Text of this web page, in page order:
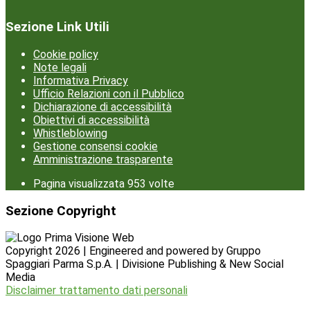
Sezione Link Utili
Cookie policy
Note legali
Informativa Privacy
Ufficio Relazioni con il Pubblico
Dichiarazione di accessibilità
Obiettivi di accessibilità
Whistleblowing
Gestione consensi cookie
Amministrazione trasparente
Pagina visualizzata 953 volte
Sezione Copyright
Copyright 2026 | Engineered and powered by Gruppo
Spaggiari Parma S.p.A. | Divisione Publishing & New Social
Media
Disclaimer trattamento dati personali